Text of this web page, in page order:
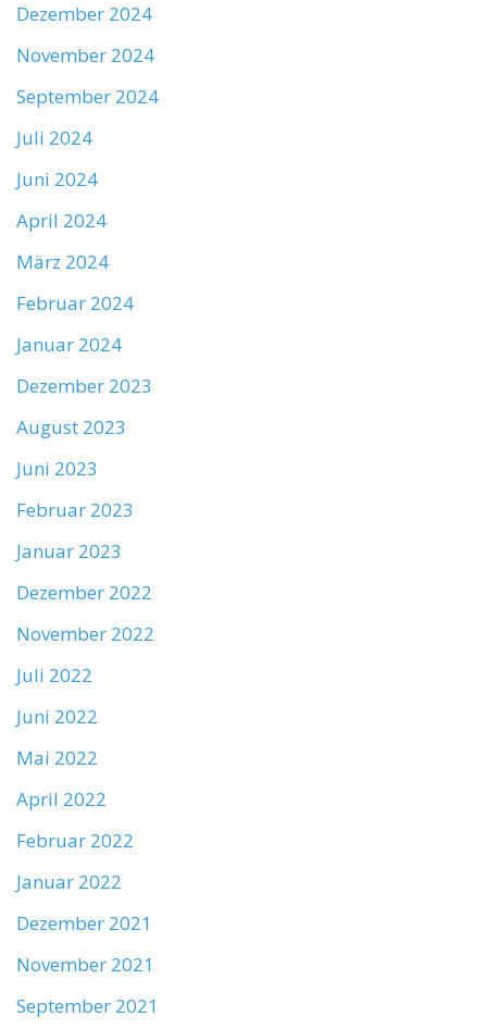
Dezember 2024
November 2024
September 2024
Juli 2024
Juni 2024
April 2024
März 2024
Februar 2024
Januar 2024
Dezember 2023
August 2023
Juni 2023
Februar 2023
Januar 2023
Dezember 2022
November 2022
Juli 2022
Juni 2022
Mai 2022
April 2022
Februar 2022
Januar 2022
Dezember 2021
November 2021
September 2021